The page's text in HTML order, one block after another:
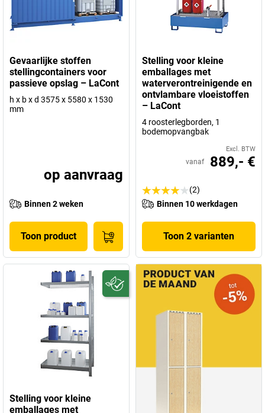
zich dat alle producten beschikken over
uitgebreide en actuele
goedkeuringsdocumenten.
veilige en milieuvriendelijke
de geteste, wettelijk conforme en duurzame kwaliteitsproducten
LaCont.
Made in Germany.
Gevaarlijke stoffen
stellingcontainers voor
passieve opslag – LaCont
h x b x d 3575 x 5580 x 1530
mm
op aanvraag
Binnen 2 weken
Toon product
Stelling voor kleine
emballages met
waterverontreinigende en
ontvlambare vloeistoffen
– LaCont
4 roosterlegborden, 1
bodemopvangbak
Excl. BTW
vanaf 889,- €
(2)
Binnen 10 werkdagen
Toon 2 varianten
Stelling voor kleine
emballages met